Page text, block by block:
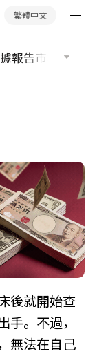
繁體中文
報告市場分析
後就開始查
。不過，
無法在自己